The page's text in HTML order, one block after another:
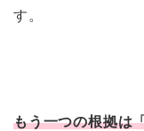
す。
もう一つの根拠は